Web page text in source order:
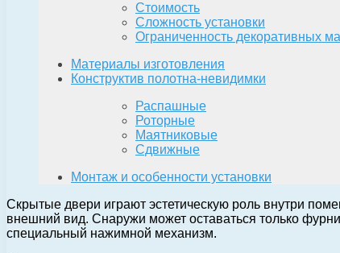
Стоимость
Сложность установки
Ограниченность декоративных
Материалы изготовления
Конструктив полотна-невидимки
Распашные
Роторные
Маятниковые
Сдвижные
Монтаж и особенности установки
Скрытые двери играют эстетическую роль внутри
внешний вид. Снаружи может оставаться только
специальный нажимной механизм.